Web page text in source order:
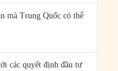
mà Trung Quốc có thể
các quyết định đầu tư